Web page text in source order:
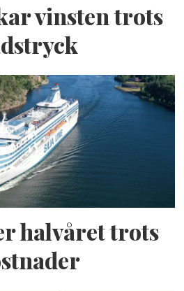
vinsten trots
halvåret trots